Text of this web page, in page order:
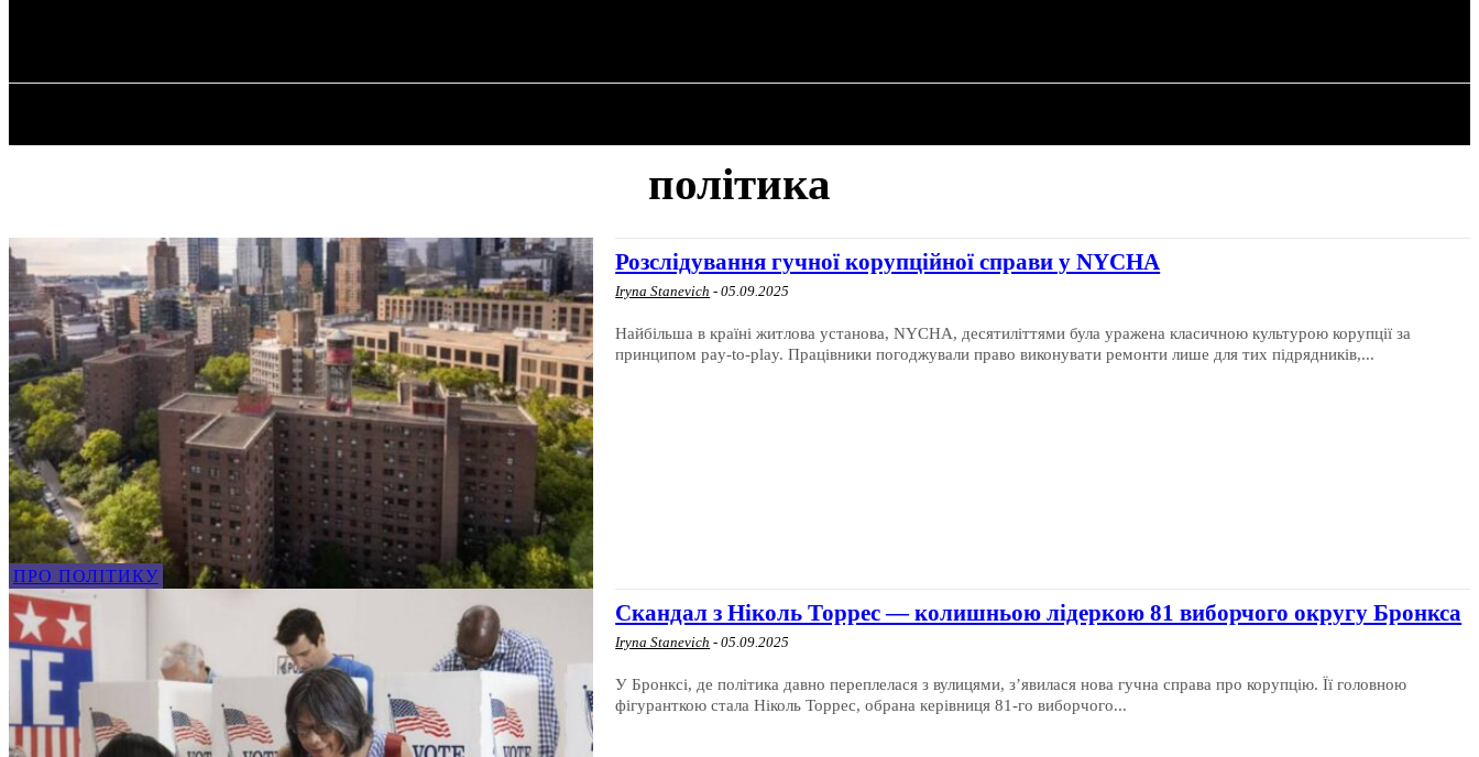
політика
ПРО ПОЛІТИКУ
Розслідування гучної корупційної справи у NYCHA
Iryna Stanevich - 05.09.2025
Найбільша в країні житлова установа, NYCHA, десятиліттями була уражена класичною культурою корупції за
принципом pay-to-play. Працівники погоджували право виконувати ремонти лише для тих підрядників,...
Скандал з Ніколь Торрес — колишньою лідеркою 81 виборчого округу Бронкса
Iryna Stanevich - 05.09.2025
У Бронксі, де політика давно переплелася з вулицями, з’явилася нова гучна справа про корупцію. Її головною
фігуранткою стала Ніколь Торрес, обрана керівниця 81-го виборчого...